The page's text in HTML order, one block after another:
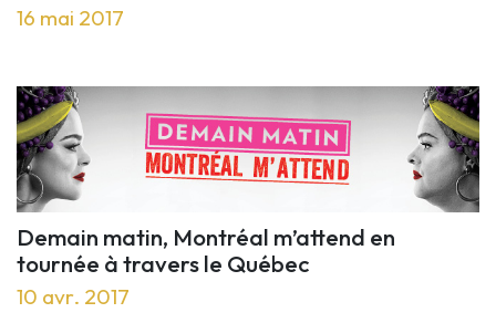
16 mai 2017
Demain matin, Montréal m’attend en
tournée à travers le Québec
10 avr. 2017